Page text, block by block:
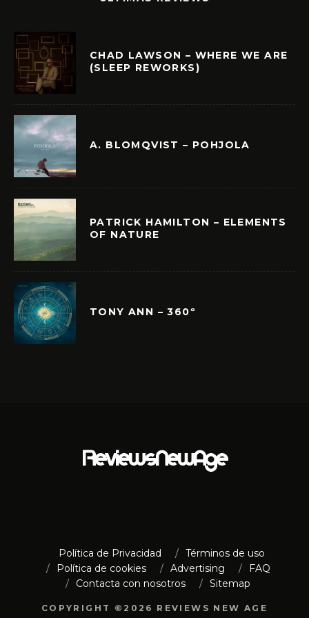
CHAD LAWSON – WHERE WE ARE
(SLEEP REWORKS)
A. BLOMQVIST – POHJOLA
PATRICK HAMILTON – ELEMENTS
OF NATURE
TONY ANN – 360º
Política de Privacidad
Términos de uso
Política de cookies
Advertising
FAQ
Contacta con nosotros
Sitemap
COPYRIGHT ©2026 REVIEWS NEW AGE